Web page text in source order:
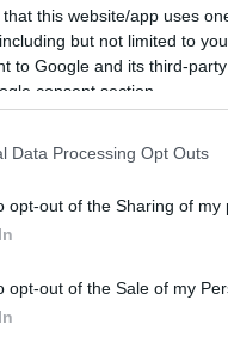
that this website/app uses
but not limited to
to Google and its third-
consent section.
Data Processing Opt Outs
opt-out of the Sharing of my
opt-out of the Sale of my
αυτοί αγώνες που
ΤΕ, σύμφωνα με τον
– επί κοντώ